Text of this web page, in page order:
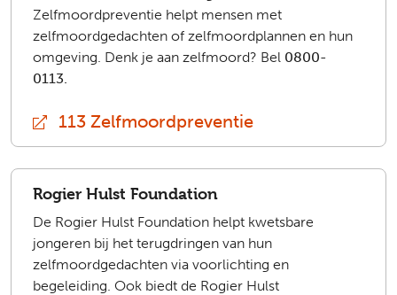
Zelfmoordpreventie helpt mensen met
zelfmoordgedachten of zelfmoordplannen en hun
omgeving. Denk je aan zelfmoord? Bel 0800-
0113.
113 Zelfmoordpreventie
Rogier Hulst Foundation
De Rogier Hulst Foundation helpt kwetsbare
jongeren bij het terugdringen van hun
zelfmoordgedachten via voorlichting en
begeleiding. Ook biedt de Rogier Hulst